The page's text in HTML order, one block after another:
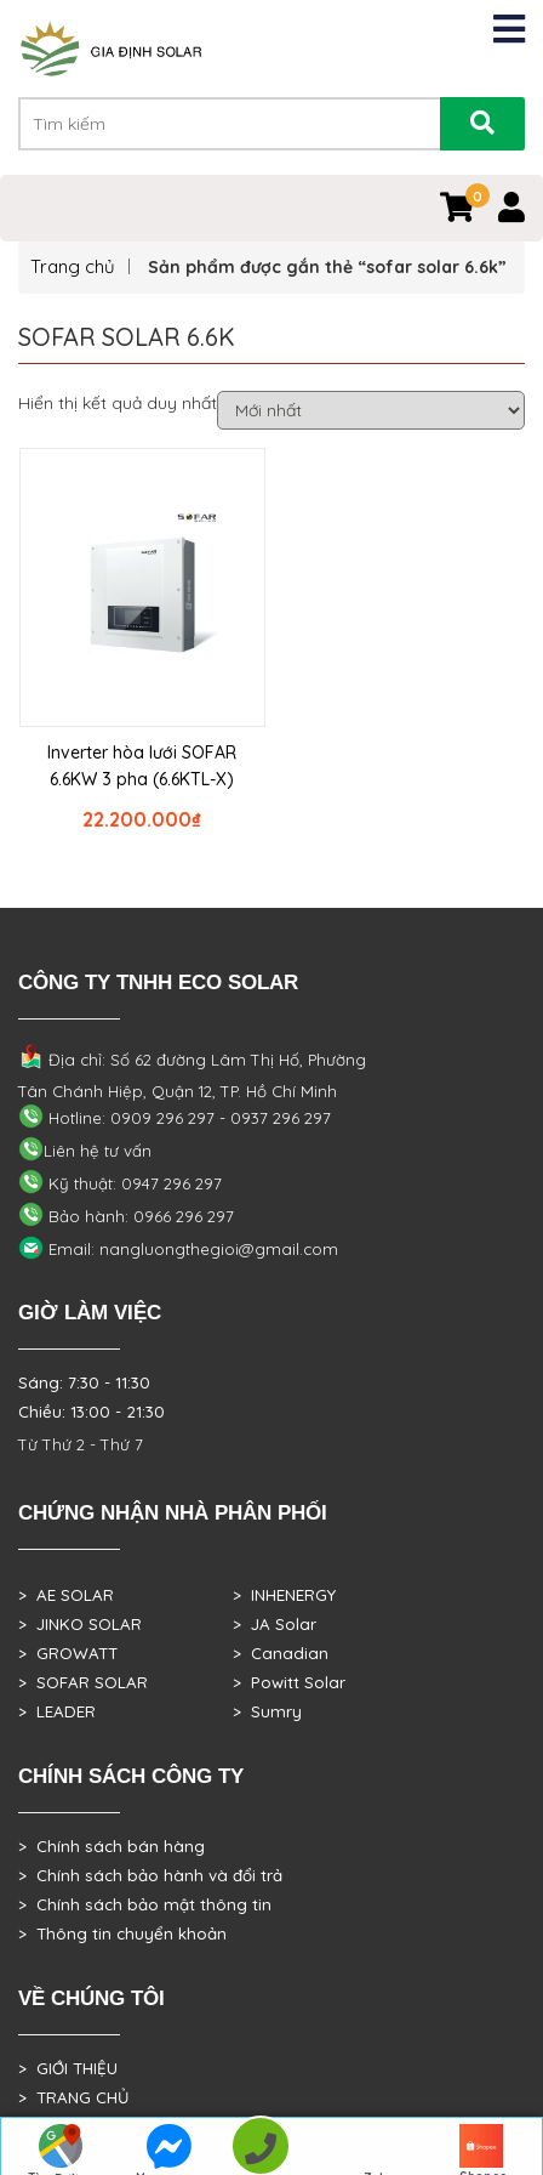
0
Trang chủ Sản phẩm được gắn thẻ “sofar solar 6.6k”
SOFAR SOLAR 6.6K
Hiển thị kết quả duy nhất
Inverter hòa lưới SOFAR
6.6KW 3 pha (6.6KTL-X)
₫
22.200.000
CÔNG TY TNHH ECO SOLAR
Địa chỉ: Số 62 đường Lâm Thị Hố, Phường
Tân Chánh Hiệp, Quận 12, TP. Hồ Chí Minh
Hotline: 0909 296 297 - 0937 296 297
Liên hệ tư vấn
Kỹ thuật: 0947 296 297
Bảo hành: 0966 296 297
Email: nangluongthegioi@gmail.com
GIỜ LÀM VIỆC
Sáng: 7:30 - 11:30
Chiều: 13:00 - 21:30
Từ Thứ 2 - Thứ 7
CHỨNG NHẬN NHÀ PHÂN PHỐI
> AE SOLAR
> JINKO SOLAR
> GROWATT
> SOFAR SOLAR
> LEADER
> INHENERGY
> JA Solar
> Canadian
> Powitt Solar
> Sumry
CHÍNH SÁCH CÔNG TY
> Chính sách bán hàng
> Chính sách bảo hành và đổi trả
> Chính sách bảo mật thông tin
> Thông tin chuyển khoản
VỀ CHÚNG TÔI
> GIỚI THIỆU
> TRANG CHỦ
> DỰ ÁN THỰC TẾ